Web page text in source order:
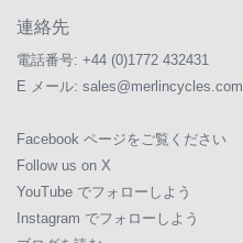
連絡先
電話番号: +44 (0)1772 432431
E メール: sales@merlincycles.com
Facebook ページをご覧ください
Follow us on X
YouTube でフォローしよう
Instagram でフォローしよう